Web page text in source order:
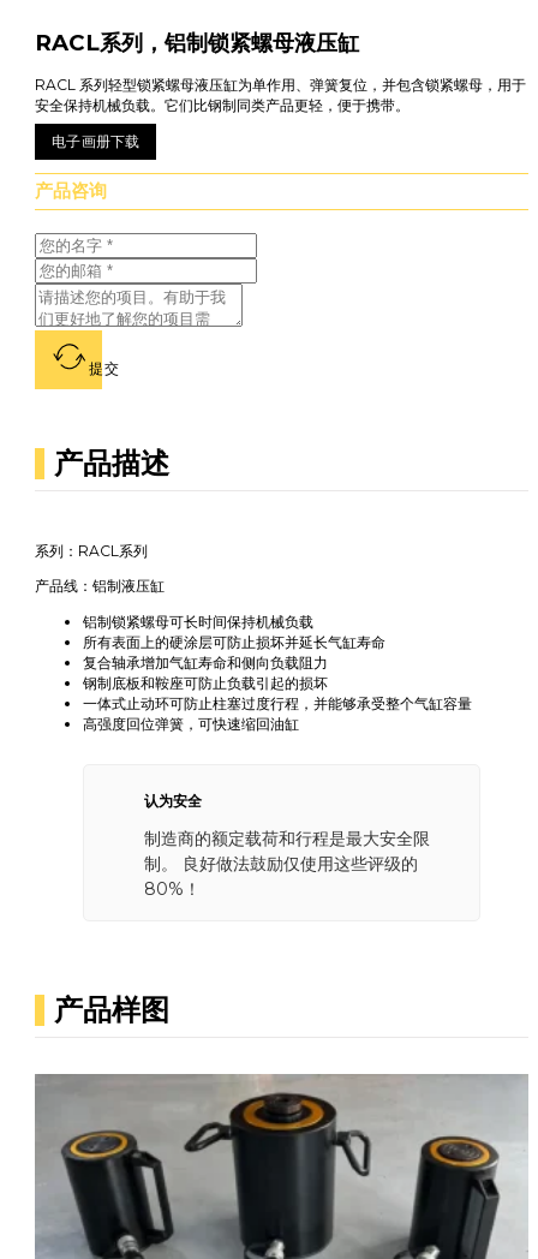
RACL系列，铝制锁紧螺母液压缸
RACL 系列轻型锁紧螺母液压缸为单作用、弹簧复位，并包含锁紧螺母，用于
安全保持机械负载。它们比钢制同类产品更轻，便于携带。
电子画册下载
产品咨询
提交
产品描述
系列：RACL系列
产品线：铝制液压缸
铝制锁紧螺母可长时间保持机械负载
所有表面上的硬涂层可防止损坏并延长气缸寿命
复合轴承增加气缸寿命和侧向负载阻力
钢制底板和鞍座可防止负载引起的损坏
一体式止动环可防止柱塞过度行程，并能够承受整个气缸容量
高强度回位弹簧，可快速缩回油缸
认为安全
制造商的额定载荷和行程是最大安全限
制。 良好做法鼓励仅使用这些评级的
80%！
产品样图